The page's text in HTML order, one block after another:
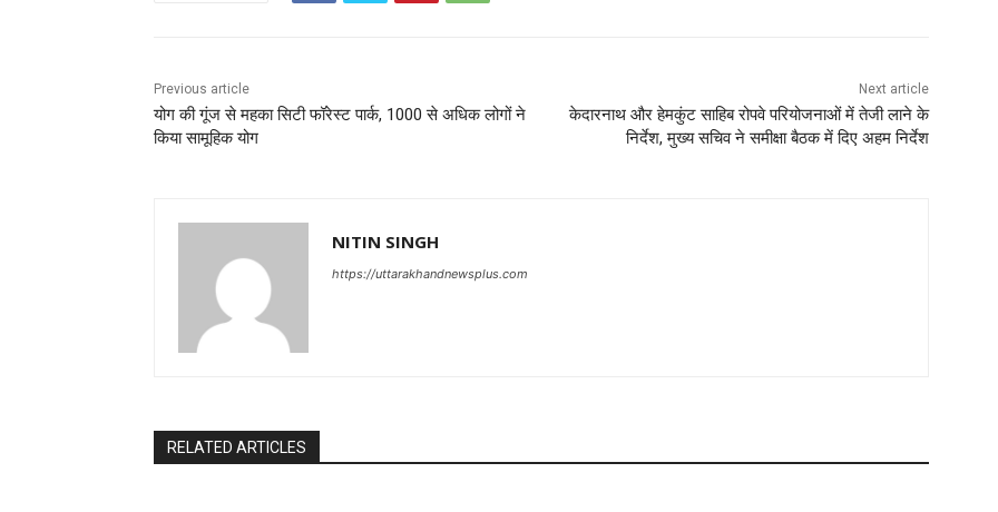
Previous article
योग की गूंज से महका सिटी फॉरेस्ट पार्क, 1000 से अधिक लोगों ने
किया सामूहिक योग
Next article
केदारनाथ और हेमकुंट साहिब रोपवे परियोजनाओं में तेजी लाने के
निर्देश, मुख्य सचिव ने समीक्षा बैठक में दिए अहम निर्देश
NITIN SINGH
https://uttarakhandnewsplus.com
RELATED ARTICLES